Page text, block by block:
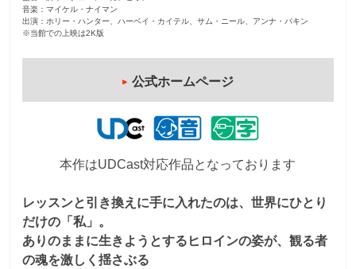
音楽：マイケル・ナイマン
出演：ホリー・ハンター、ハーベイ・カイテル、サム・ニール、アンナ・パキン
※当館での上映は2K版
公式ホームページ
本作はUDCast対応作品となっております
レッスンと引き換えに手に入れたのは、世界にひとり
だけの「私」。
ありのままに生きようとするヒロインの姿が、観る者
の魂を激しく揺さぶる